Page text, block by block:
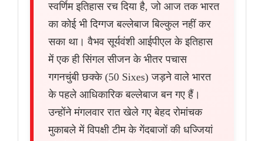
स्वर्णिम इतिहास रच दिया है, जो आज तक भारत
का कोई भी दिग्गज बल्लेबाज बिल्कुल नहीं कर
सका था। वैभव सूर्यवंशी आईपीएल के इतिहास
में एक ही सिंगल सीजन के भीतर पचास
गगनचुंबी छक्के (50 Sixes) जड़ने वाले भारत
के पहले आधिकारिक बल्लेबाज बन गए हैं।
उन्होंने मंगलवार रात खेले गए बेहद रोमांचक
मुकाबले में विपक्षी टीम के गेंदबाजों की धज्जियां